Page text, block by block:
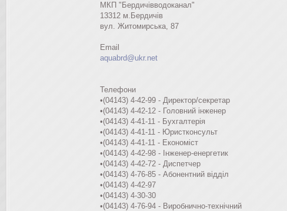
МКП "Бердичівводоканал"
13312 м.Бердичів
вул. Житомирська, 87
Email
aquabrd@ukr.net
Телефони
•(04143) 4-42-99 - Директор/секретар
•(04143) 4-42-12 - Головний інженер
•(04143) 4-41-11 - Бухгалтерія
•(04143) 4-41-11 - Юристконсульт
•(04143) 4-41-11 - Економіст
•(04143) 4-42-98 - Інженер-енергетик
•(04143) 4-42-72 - Диспетчер
•(04143) 4-76-85 - Абонентний відділ
•(04143) 4-42-97
•(04143) 4-30-30
•(04143) 4-76-94 - Виробнично-технічний